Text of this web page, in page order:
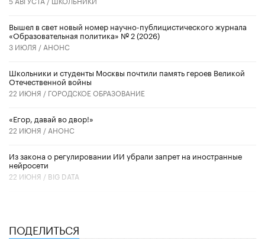
Вышел в свет новый номер научно-публицистического журнала
«Образовательная политика» № 2 (2026)
3 ИЮЛЯ / АНОНС
Школьники и студенты Москвы почтили память героев Великой
Отечественной войны
22 ИЮНЯ / ГОРОДСКОЕ ОБРАЗОВАНИЕ
«Егор, давай во двор!»
22 ИЮНЯ / АНОНС
Из закона о регулировании ИИ убрали запрет на иностранные
нейросети
22 ИЮНЯ / BIG DATA
ПОДЕЛИТЬСЯ